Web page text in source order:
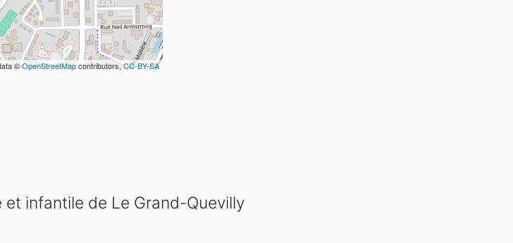
©OpenStreetMapcontributors,CC-BY-SA
infantile de Le Grand-Quevilly